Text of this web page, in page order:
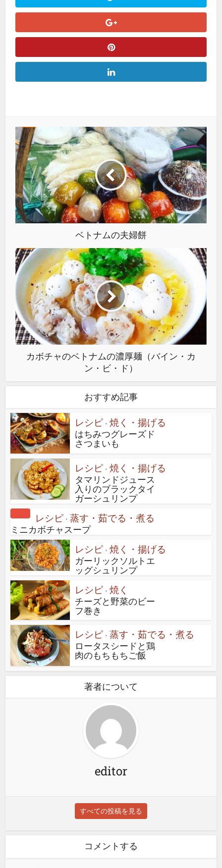
ベトナムの夫婦餅
カボチャのベトナムの濃厚麺（バイン・カ
ン・ビ・ド）
おすすめ記事
レシピ • 焼く・揚げる
はちみつグレーズド
さつまいも
レシピ • 焼く・揚げる
タマリンドジュース
入りのブラックタイ
ガーシュリンプ
レシピ • 蒸す・茹でる・煮る
ミニカボチャスープ
レシピ • 焼く・揚げる
ガーリックソルトエ
ッグシュリンプ
レシピ • 焼く
チーズと野菜のビー
フ巻き
レシピ • 蒸す・茹でる・煮る
ロータスシードと鶏
肉のもちもちご飯
著者について
editor
すべての投稿を見る
コメントする